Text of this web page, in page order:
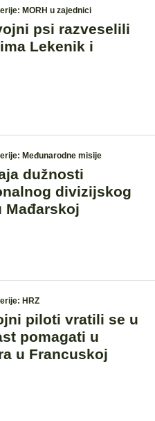
MORH u zajednici
psi razveselili
Lekenik i
Međunarodne misije
dužnosti
divizijskog
Mađarskoj
HRZ
piloti vratili se u
pomagati u
u Francuskoj